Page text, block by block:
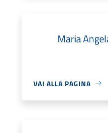
Maria
VAI ALLA PAGINA